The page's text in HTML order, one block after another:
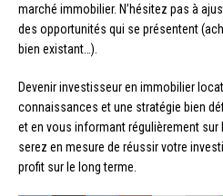
marché immobilier. N’hésitez pas à
des opportunités qui se présentent
bien existant…).
Devenir investisseur en immobilier
connaissances et une stratégie bien
et en vous informant régulièrement sur
serez en mesure de réussir votre
profit sur le long terme.